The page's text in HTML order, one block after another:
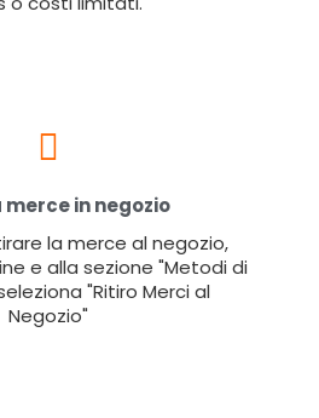
merce in negozio
la merce al negozio,
e alla sezione "Metodi di
"Ritiro Merci al
Negozio"